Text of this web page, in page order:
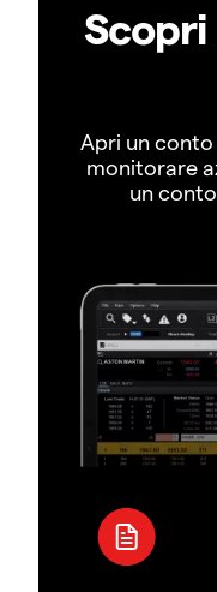
Apri un
monitorare
un